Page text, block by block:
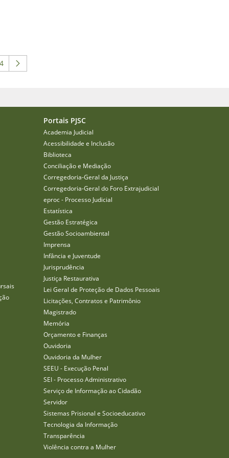
para navegar.Usar ABA para navegar.
Portais PJSC
Academia Judicial
Acessibilidade e Inclusão
Biblioteca
Conciliação e Mediação
Corregedoria-Geral da Justiça
Corregedoria-Geral do Foro Extrajudicial
eproc - Processo Judicial
Estatística
Gestão Estratégica
Gestão Socioambiental
Imprensa
Infância e Juventude
Jurisprudência
Justiça Restaurativa
Lei Geral de Proteção de Dados Pessoais
Licitações, Contratos e Patrimônio
Magistrado
Memória
Orçamento e Finanças
Ouvidoria
Ouvidoria da Mulher
SEEU - Execução Penal
SEI - Processo Administrativo
Serviço de Informação ao Cidadão
Servidor
Sistemas Prisional e Socioeducativo
Tecnologia da Informação
Transparência
Violência contra a Mulher